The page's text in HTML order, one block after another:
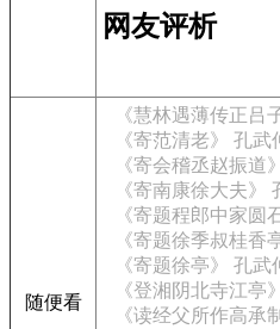
网友评析
随便看
《慧林遇薄传正吕
《寄范清老》 孔武
《寄会稽丞赵振道
《寄南康徐大夫》
《寄题程郎中家圆
《寄题徐季叔桂香
《寄题徐亭》 孔武
《登湘阴北寺江亭
《读经父所作高承